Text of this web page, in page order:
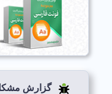
گزارش